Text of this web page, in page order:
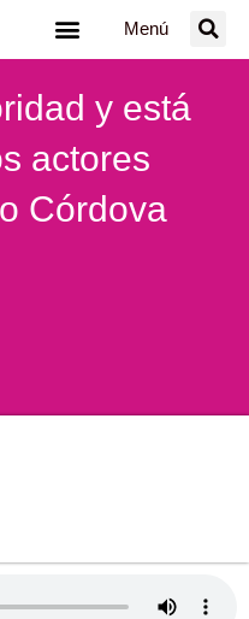
Menú
y está
actores
Córdova